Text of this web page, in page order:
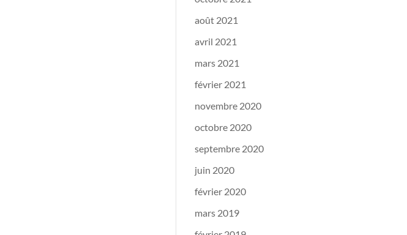
août 2021
avril 2021
mars 2021
février 2021
novembre 2020
octobre 2020
septembre 2020
juin 2020
février 2020
mars 2019